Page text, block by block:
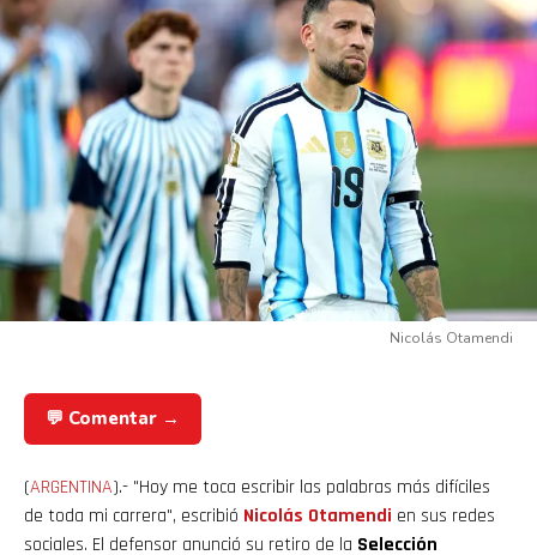
Nicolás Otamendi
💬 Comentar →
(ARGENTINA).- "Hoy me toca escribir las palabras más difíciles
de toda mi carrera", escribió Nicolás Otamendi en sus redes
sociales. El defensor anunció su retiro de la Selección